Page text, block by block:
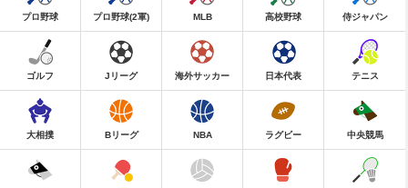
プロ野球 プロ野球(2軍) MLB 高校野球 侍ジャパン
ゴルフ Jリーグ 海外サッカー 日本代表 テニス
大相撲 Bリーグ NBA ラグビー 中央競馬